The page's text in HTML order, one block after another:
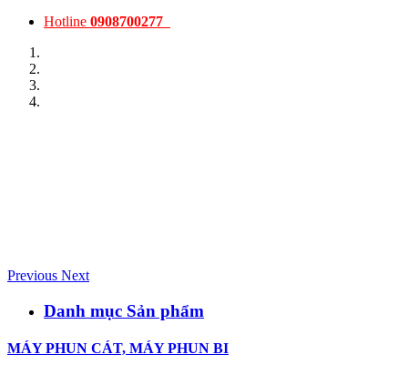
Hotline 0908700277
Previous Next
Danh mục Sản phẩm
MÁY PHUN CÁT, MÁY PHUN BI